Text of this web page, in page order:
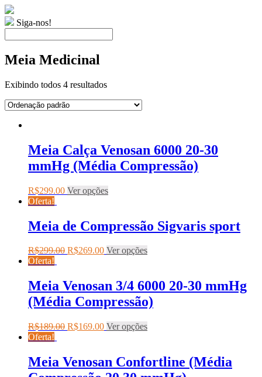
Siga-nos!
Meia Medicinal
Exibindo todos 4 resultados
Meia Calça Venosan 6000 20-30
mmHg (Média Compressão)
R$299.00 Ver opções
Oferta!
Meia de Compressão Sigvaris sport
R$299.00 R$269.00 Ver opções
Oferta!
Meia Venosan 3/4 6000 20-30 mmHg
(Média Compressão)
R$189.00 R$169.00 Ver opções
Oferta!
Meia Venosan Confortline (Média